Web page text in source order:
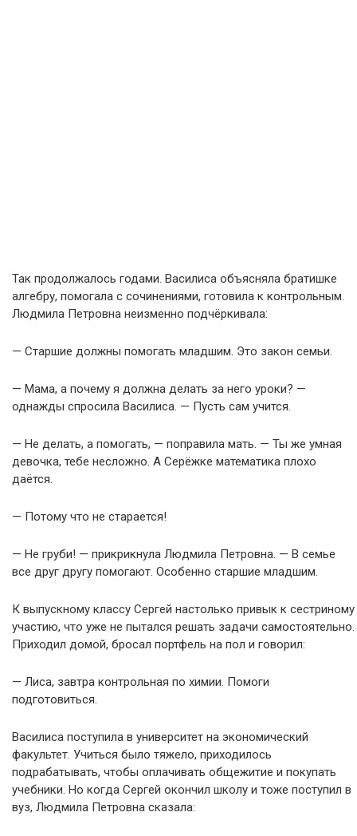
Так продолжалось годами. Василиса объясняла братишке
алгебру, помогала с сочинениями, готовила к контрольным.
Людмила Петровна неизменно подчёркивала:
— Старшие должны помогать младшим. Это закон семьи.
— Мама, а почему я должна делать за него уроки? —
однажды спросила Василиса. — Пусть сам учится.
— Не делать, а помогать, — поправила мать. — Ты же умная
девочка, тебе несложно. А Серёжке математика плохо
даётся.
— Потому что не старается!
— Не груби! — прикрикнула Людмила Петровна. — В семье
все друг другу помогают. Особенно старшие младшим.
К выпускному классу Сергей настолько привык к сестриному
участию, что уже не пытался решать задачи самостоятельно.
Приходил домой, бросал портфель на пол и говорил:
— Лиса, завтра контрольная по химии. Помоги
подготовиться.
Василиса поступила в университет на экономический
факультет. Учиться было тяжело, приходилось
подрабатывать, чтобы оплачивать общежитие и покупать
учебники. Но когда Сергей окончил школу и тоже поступил в
вуз, Людмила Петровна сказала: